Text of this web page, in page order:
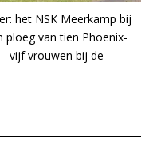
het NSK Meerkamp bij
ploeg van tien Phoenix-
vijf vrouwen bij de